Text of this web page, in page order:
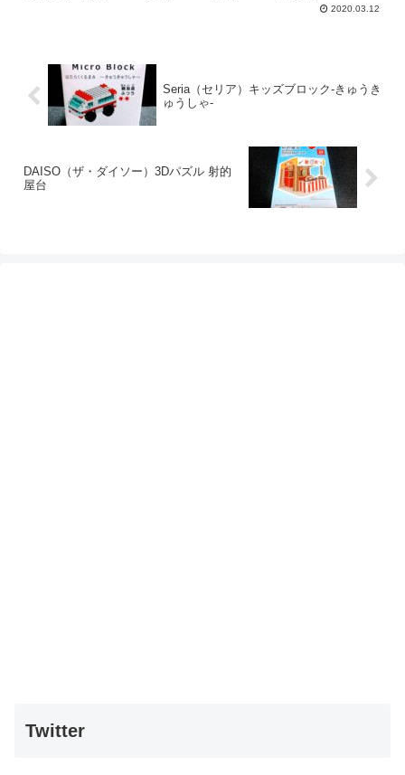
2020.03.12
Seria（セリア）キッズブロック-きゅうき
ゅうしゃ-
DAISO（ザ・ダイソー）3Dパズル 射的
屋台
Twitter